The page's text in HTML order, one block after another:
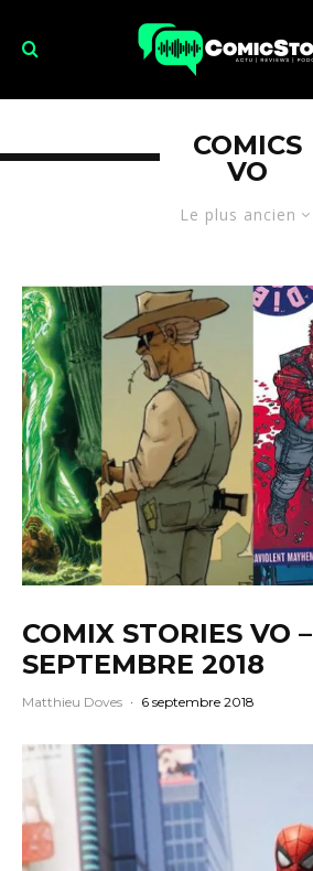
Le plus ancien
COMICS
VO
COMIX STORIES VO –
SEPTEMBRE 2018
Matthieu Doves · 6 septembre 2018